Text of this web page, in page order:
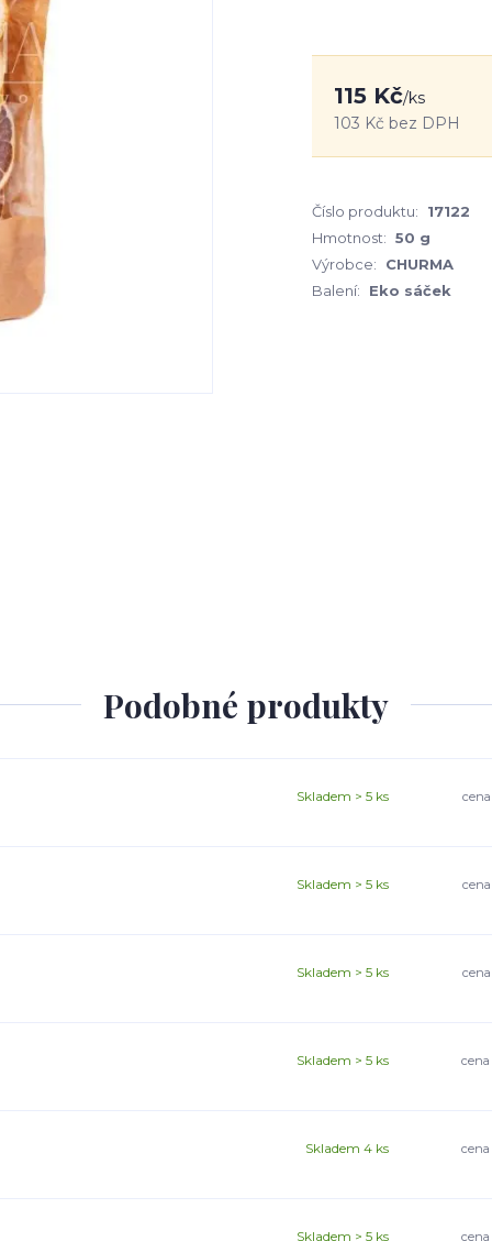
115 Kč/ks
103 Kč bez DPH
Číslo produktu:
17122
Hmotnost: 50 g
Výrobce:
CHURMA
Balení:
Eko sáček
Podobné produkty
Skladem > 5 ks
Skladem > 5 ks
Skladem > 5 ks
cena
Skladem > 5 ks
cena
Skladem 4 ks
cena
Skladem > 5 ks